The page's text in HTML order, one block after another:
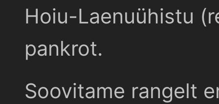
Hoiu-Laenuühistu
pankrot.
Soovitame rangelt